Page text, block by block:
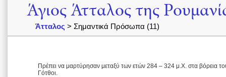
Άγιος Άτταλος της
Άτταλος > Σημαντικά Πρόσωπα (11)
Πρέπει να μαρτύρησαν μεταξύ των ετών 284 – 324 μ.Χ. στα βόρεια
Γότθοι.